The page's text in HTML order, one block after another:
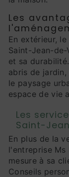
Les
En extérieur,
Saint-Jean-
et sa
abris de
le paysage
espace de vie
Les
Saint-
En plus de la
l'entreprise Ms
mesure à sa
Conseils